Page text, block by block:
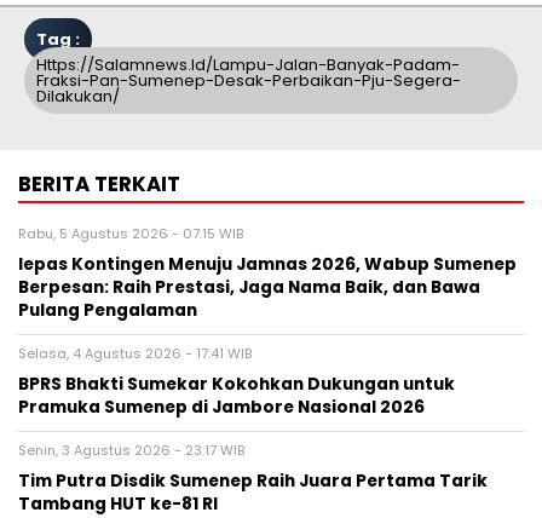
Tag :
Https://salamnews.id/lampu-Jalan-Banyak-Padam-
Fraksi-Pan-Sumenep-Desak-Perbaikan-Pju-Segera-
Dilakukan/
BERITA TERKAIT
Rabu, 5 Agustus 2026 - 07:15 WIB
lepas Kontingen Menuju Jamnas 2026, Wabup Sumenep
Berpesan: Raih Prestasi, Jaga Nama Baik, dan Bawa
Pulang Pengalaman
Selasa, 4 Agustus 2026 - 17:41 WIB
BPRS Bhakti Sumekar Kokohkan Dukungan untuk
Pramuka Sumenep di Jambore Nasional 2026
Senin, 3 Agustus 2026 - 23:17 WIB
Tim Putra Disdik Sumenep Raih Juara Pertama Tarik
Tambang HUT ke-81 RI